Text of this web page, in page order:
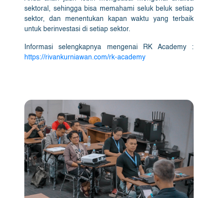
sektoral, sehingga bisa memahami seluk beluk setiap
sektor, dan menentukan kapan waktu yang terbaik
untuk berinvestasi di setiap sektor.
Informasi selengkapnya mengenai RK Academy :
https://rivankurniawan.com/rk-academy